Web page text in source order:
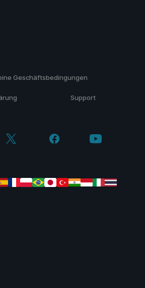
Geschäftsbedingungen
Support